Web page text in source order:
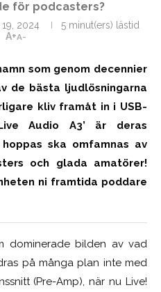
för podcasters?
19, 2024
5 minut(ers) lästid
A+A-
som genom decennier
de bästa ljudlösningarna
kliv framåt in i USB-
Audio A3’ är deras
hoppas ska omfamnas av
och glada amatörer!
ni framtida poddare
dominerade bilden av vad
på många plan inte med
(Pre-Amp), när nu Live!